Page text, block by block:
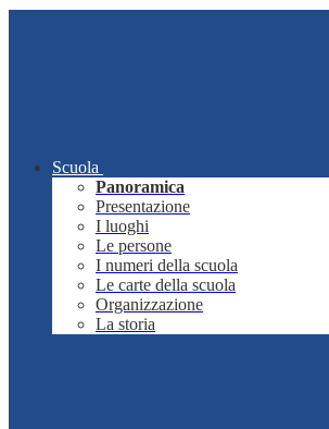
Scuola
Panoramica
Presentazione
I luoghi
Le persone
I numeri della scuola
Le carte della scuola
Organizzazione
La storia